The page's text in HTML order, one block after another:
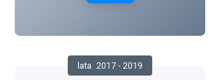
lata 2017 - 2019